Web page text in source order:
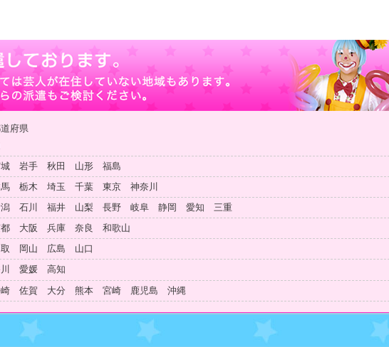
府県
岩手 秋田 山形 福島
栃木 埼玉 千葉 東京 神奈川
潟 石川 福井 山梨 長野 岐阜 静岡 愛知 三重
大阪 兵庫 奈良 和歌山
岡山 広島 山口
愛媛 高知
佐賀 大分 熊本 宮崎 鹿児島 沖縄